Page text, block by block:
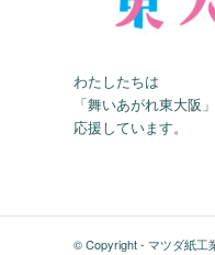
わたしたちは
「舞いあがれ東大阪
応援しています。
© Copyright - マツダ紙工